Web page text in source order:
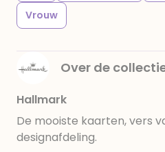
Vrouw
Over de
Hallmark
De mooiste kaarten, vers
designafdeling.